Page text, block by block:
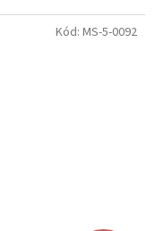
Kód: MS-5-0092